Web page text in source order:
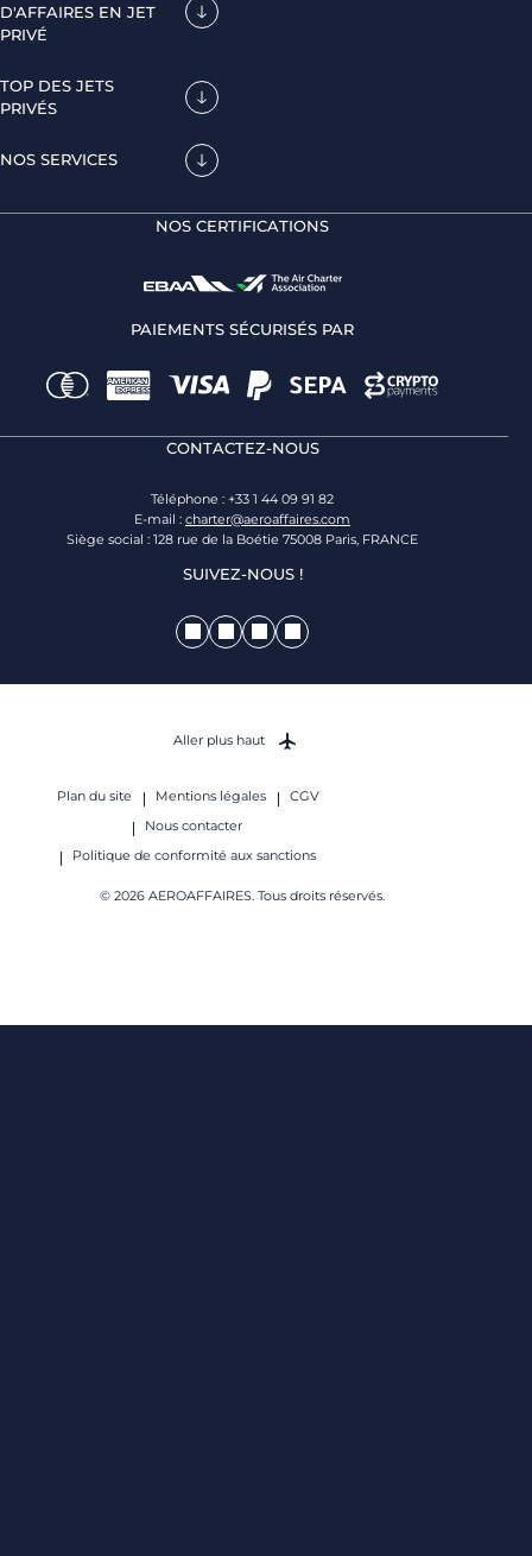
D'AFFAIRES EN JET
PRIVÉ
TOP DES JETS
PRIVÉS
NOS SERVICES
NOS CERTIFICATIONS
PAIEMENTS SÉCURISÉS PAR
CONTACTEZ-NOUS
Téléphone : +33 1 44 09 91 82
E-mail : charter@aeroaffaires.com
Siège social : 128 rue de la Boétie 75008 Paris, FRANCE
SUIVEZ-NOUS !
Plan du site Mentions légales
CGV
Nous contacter
Politique de conformité aux sanctions
© 2026 AEROAFFAIRES. Tous droits réservés.
Aller plus haut